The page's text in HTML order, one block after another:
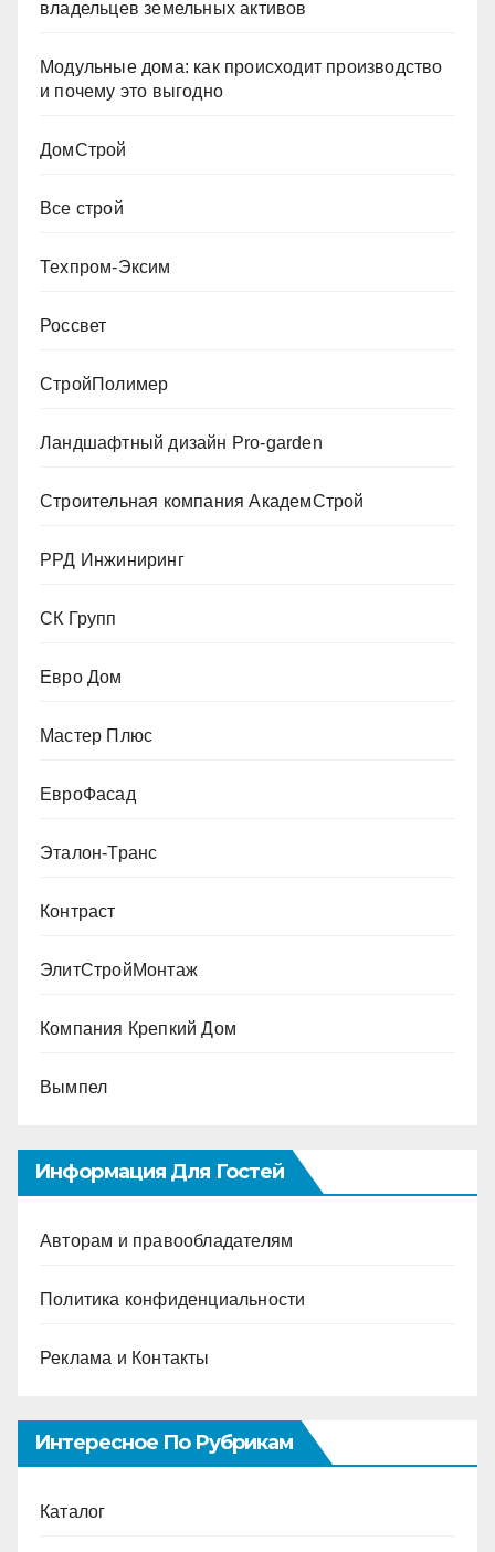
владельцев земельных активов
Модульные дома: как происходит производство
и почему это выгодно
ДомСтрой
Все строй
Техпром-Эксим
Россвет
СтройПолимер
Ландшафтный дизайн Pro-garden
Строительная компания АкадемСтрой
РРД Инжиниринг
СК Групп
Евро Дом
Мастер Плюс
ЕвроФасад
Эталон-Транс
Контраст
ЭлитСтройМонтаж
Компания Крепкий Дом
Вымпел
Информация Для Гостей
Авторам и правообладателям
Политика конфиденциальности
Реклама и Контакты
Интересное По Рубрикам
Каталог